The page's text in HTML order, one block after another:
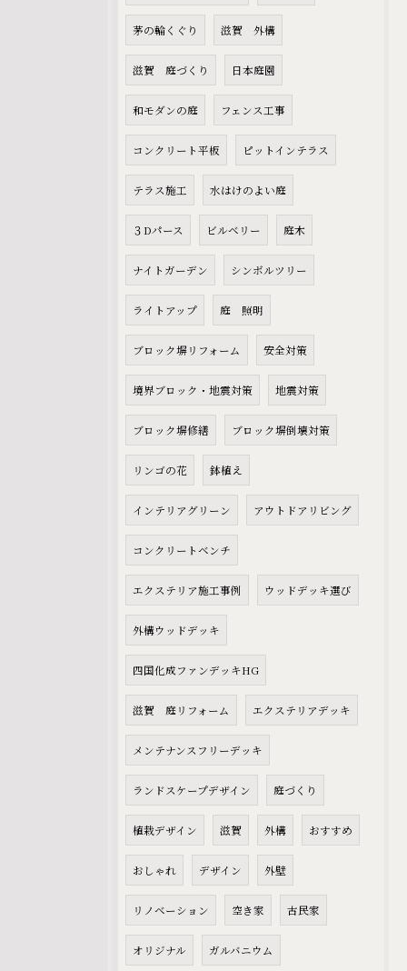
茅の輪くぐり 滋賀 外構
滋賀 庭づくり 日本庭園
和モダンの庭 フェンス工事
コンクリート平板 ピットインテラス
テラス施工 水はけのよい庭
３Dパース ビルベリー 庭木
ナイトガーデン シンボルツリー
ライトアップ 庭 照明
ブロック塀リフォーム 安全対策
境界ブロック・地震対策 地震対策
ブロック塀修繕 ブロック塀倒壊対策
リンゴの花 鉢植え
インテリアグリーン アウトドアリビング
コンクリートベンチ
エクステリア施工事例 ウッドデッキ選び
外構ウッドデッキ
四国化成ファンデッキHG
滋賀 庭リフォーム エクステリアデッキ
メンテナンスフリーデッキ
ランドスケープデザイン 庭づくり
植栽デザイン 滋賀 外構 おすすめ
おしゃれ デザイン 外壁
リノベーション 空き家 古民家
オリジナル ガルバニウム